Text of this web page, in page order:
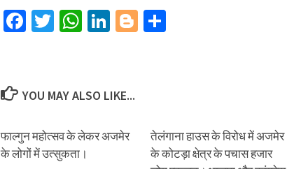
Facebook
TwitterWhatsApp
LinkedIn
Blogger
YOU MAY ALSO LIKE...
फाल्गुन महोत्सव के लेकर अजमेर
के लोगों में उत्सुकता।
तेलंगाना हाउस के विरोध में अजमेर
के कोटड़ा क्षेत्र के पचास हजार